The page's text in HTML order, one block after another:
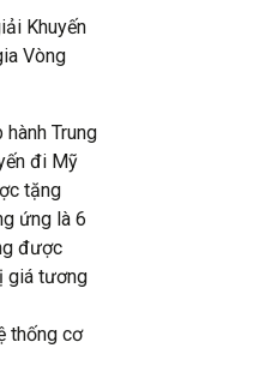
Khuyến
Vòng
Trung
đi Mỹ
tặng
ứng là 6
được
giá tương
thống cơ